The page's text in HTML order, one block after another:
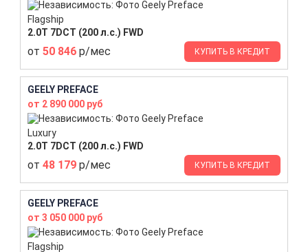
Flagship
2.0T 7DCT (200 л.с.) FWD
от 50 846 р/мес КУПИТЬ В КРЕДИТ
GEELY PREFACE
от 2 890 000 руб
Luxury
2.0T 7DCT (200 л.с.) FWD
от 48 179 р/мес КУПИТЬ В КРЕДИТ
GEELY PREFACE
от 3 050 000 руб
Flagship